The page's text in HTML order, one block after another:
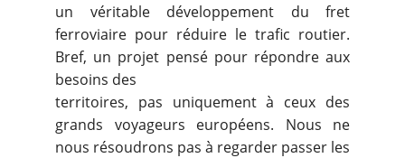
un véritable développement du fret
ferroviaire pour réduire le trafic routier.
Bref, un projet pensé pour répondre aux
besoins des
territoires, pas uniquement à ceux des
grands voyageurs européens. Nous ne
nous résoudrons pas à regarder passer les